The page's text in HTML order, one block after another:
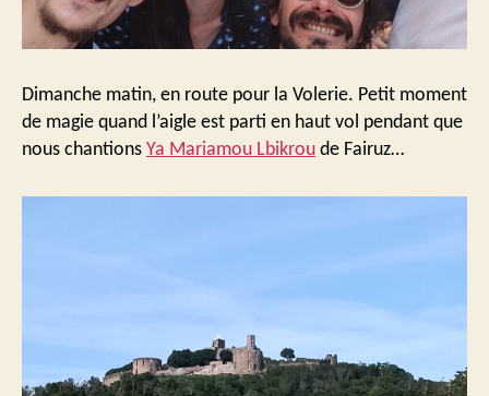
Dimanche matin, en route pour la Volerie. Petit moment
de magie quand l’aigle est parti en haut vol pendant que
nous chantions Ya Mariamou Lbikrou de Fairuz…